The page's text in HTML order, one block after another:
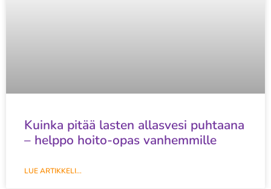
Kuinka pitää lasten allasvesi puhtaana
– helppo hoito-opas vanhemmille
LUE ARTIKKELI...